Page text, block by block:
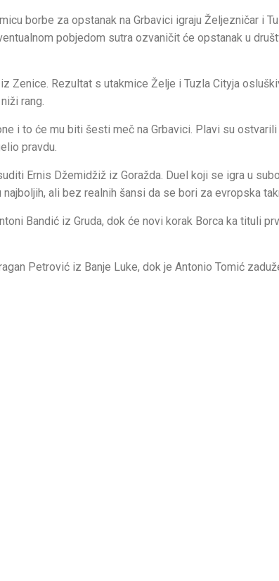
borbe za opstanak na Grbavici igraju Željezničar i
pobjedom sutra ozvaničit će opstanak u
Zenice. Rezultat s utakmice Želje i Tuzla Cityja
rang.
i to će mu biti šesti meč na Grbavici. Plavi su
pravdu.
Ernis Džemidžiž iz Goražda. Duel koji se igra u
ali bez realnih šansi da se bori za evropska
Bandić iz Gruda, dok će novi korak Borca ka tituli
Petrović iz Banje Luke, dok je Antonio Tomić